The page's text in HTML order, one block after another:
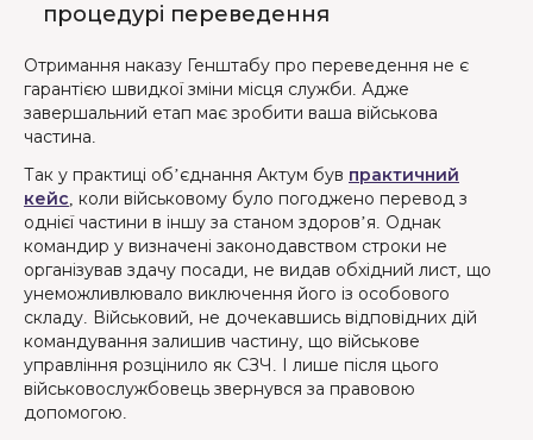
процедурі переведення
Отримання наказу Генштабу про переведення не є
гарантією швидкої зміни місця служби. Адже
завершальний етап має зробити ваша військова
частина.
Так у практиці об’єднання Актум був практичний
кейс , коли військовому було погоджено перевод з
однієї частини в іншу за станом здоров’я. Однак
командир у визначені законодавством строки не
організував здачу посади, не видав обхідний лист, що
унеможливлювало виключення його із особового
складу. Військовий, не дочекавшись відповідних дій
командування залишив частину, що військове
управління розцінило як СЗЧ. І лише після цього
військовослужбовець звернувся за правовою
допомогою.